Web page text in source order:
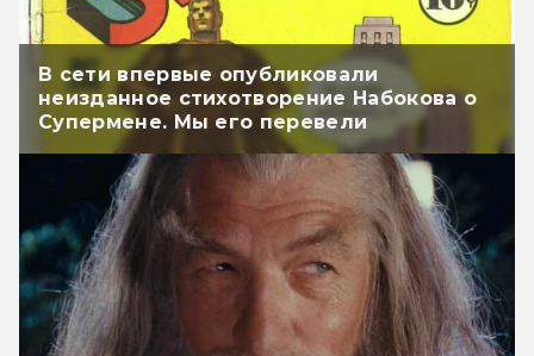
В сети впервые опубликовали
неизданное стихотворение Набокова о
Супермене. Мы его перевели